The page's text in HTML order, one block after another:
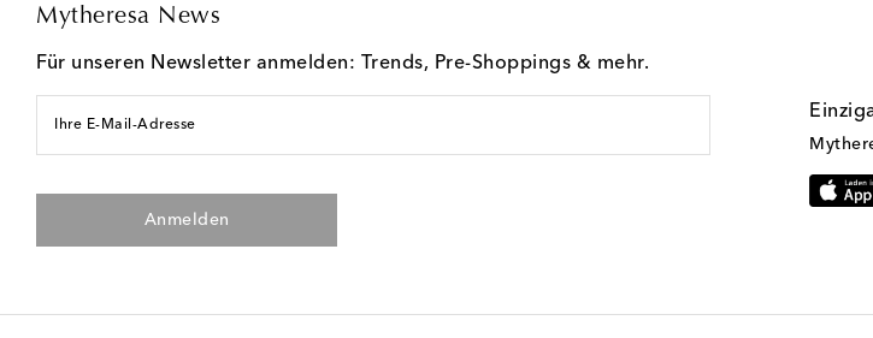
Mytheresa News
Für unseren Newsletter anmelden: Trends, Pre-Shoppings & mehr.
Ihre E-Mail-Adresse
Anmelden